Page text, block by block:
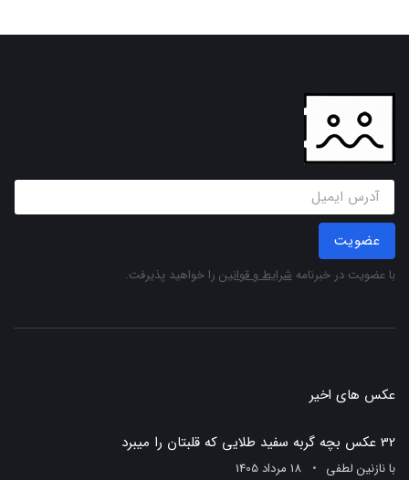
عضویت
با عضویت در خبرنامه شرایط و قوانین را خواهید پذیرفت.
عکس های اخیر
32 عکس بچه گربه سفید طلایی که قلبتان را میبرد
بانازنین لطفی 18 مرداد 1405